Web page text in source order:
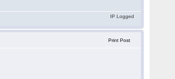
IP Logged
Print Post